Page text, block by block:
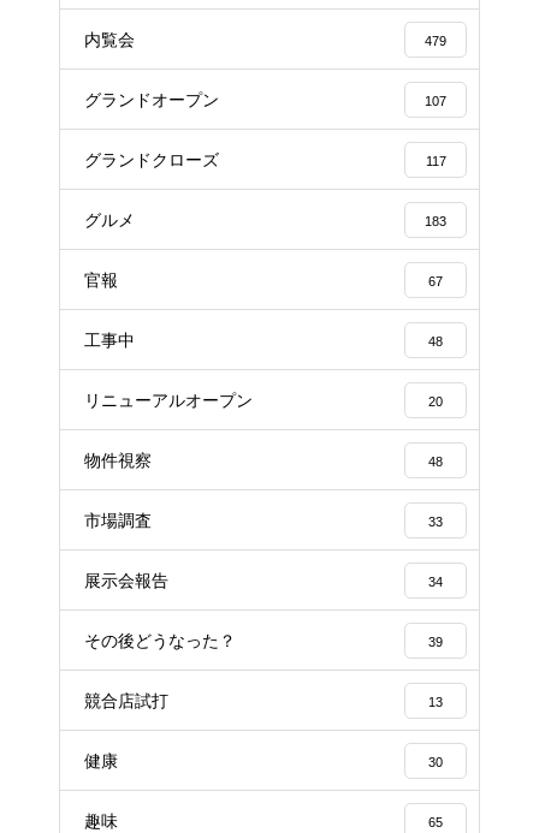
内覧会 479
グランドオープン 107
グランドクローズ 117
グルメ 183
官報 67
工事中 48
リニューアルオープン 20
物件視察 48
市場調査 33
展示会報告 34
その後どうなった？ 39
競合店試打 13
健康 30
趣味 65